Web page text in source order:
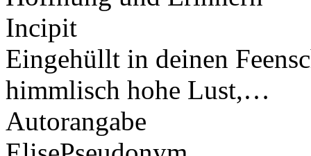
Incipit
Eingehüllt in deinen
himmlisch hohe Lust,…
Autorangabe